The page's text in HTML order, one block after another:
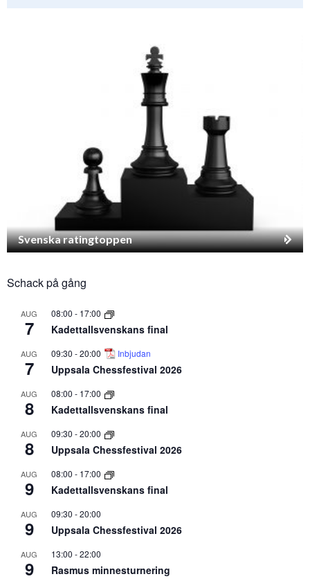
Svenska ratingtoppen
Schack på gång
AUG
7
08:00 - 17:00
Kadettallsvenskans final
AUG
7
09:30 -20:00 Inbjudan
Uppsala Chessfestival 2026
AUG
8
08:00 - 17:00
Kadettallsvenskans final
AUG
8
09:30 -20:00
Uppsala Chessfestival 2026
AUG
9
08:00 - 17:00
Kadettallsvenskans final
AUG
9
09:30 -20:00
Uppsala Chessfestival 2026
AUG
9
13:00 -22:00
Rasmus minnesturnering